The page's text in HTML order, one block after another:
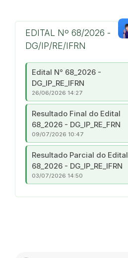
EDITAL Nº 68/2026 -
DG/IP/RE/IFRN
Edital N° 68_2026 -
DG_IP_RE_IFRN
26/06/2026 14:27
Resultado Final do Edital
68_2026 - DG_IP_RE_FRN
09/07/2026 10:47
Resultado Parcial do Edital
68_2026 - DG_IP_RE_IFRN
03/07/2026 14:50